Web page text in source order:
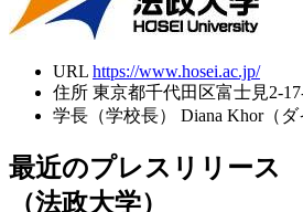
URL https://www.hosei.ac.jp/
住所 東京都千代田区富士見2-
学長（学校長）
Diana Khor（ダ
最近のプレスリリース
（法政大学）